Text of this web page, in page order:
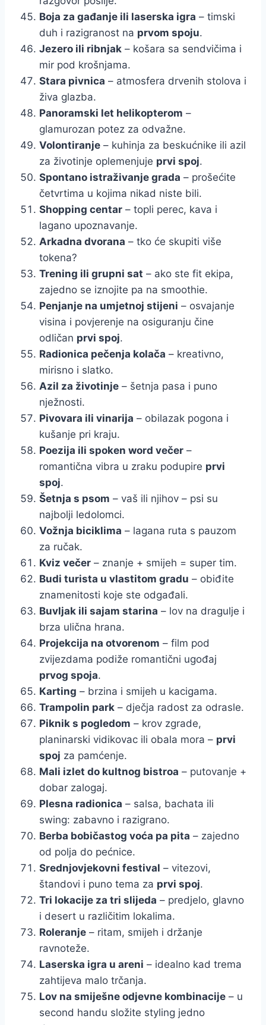
Boja za gađanje ili laserska igra – timski
duh i razigranost na prvom spoju.
Jezero ili ribnjak – košara sa sendvičima i
mir pod krošnjama.
Stara pivnica – atmosfera drvenih stolova i
živa glazba.
Panoramski let helikopterom –
glamurozan potez za odvažne.
Volontiranje – kuhinja za beskućnike ili azil
za životinje oplemenjuje prvi spoj.
Spontano istraživanje grada – prošećite
četvrtima u kojima nikad niste bili.
Shopping centar – topli perec, kava i
lagano upoznavanje.
Arkadna dvorana – tko će skupiti više
tokena?
Trening ili grupni sat – ako ste fit ekipa,
zajedno se iznojite pa na smoothie.
Penjanje na umjetnoj stijeni – osvajanje
visina i povjerenje na osiguranju čine
odličan prvi spoj.
Radionica pečenja kolača – kreativno,
mirisno i slatko.
Azil za životinje – šetnja pasa i puno
nježnosti.
Pivovara ili vinarija – obilazak pogona i
kušanje pri kraju.
Poezija ili spoken word večer –
romantična vibra u zraku podupire prvi
spoj.
Šetnja s psom – vaš ili njihov – psi su
najbolji ledolomci.
Vožnja biciklima – lagana ruta s pauzom
za ručak.
Kviz večer – znanje + smijeh = super tim.
Budi turista u vlastitom gradu – obiđite
znamenitosti koje ste odgađali.
Buvljak ili sajam starina – lov na dragulje i
brza ulična hrana.
Projekcija na otvorenom – film pod
zvijezdama podiže romantični ugođaj
prvog spoja.
Karting – brzina i smijeh u kacigama.
Trampolin park – dječja radost za odrasle.
Piknik s pogledom – krov zgrade,
planinarski vidikovac ili obala mora – prvi
spoj za pamćenje.
Mali izlet do kultnog bistroa – putovanje +
dobar zalogaj.
Plesna radionica – salsa, bachata ili
swing: zabavno i razigrano.
Berba bobičastog voća pa pita – zajedno
od polja do pećnice.
Srednjovjekovni festival – vitezovi,
štandovi i puno tema za prvi spoj.
Tri lokacije za tri slijeda – predjelo, glavno
i desert u različitim lokalima.
Roleranje – ritam, smijeh i držanje
ravnoteže.
Laserska igra u areni – idealno kad trema
zahtijeva malo trčanja.
Lov na smiješne odjevne kombinacije – u
second handu složite styling jedno